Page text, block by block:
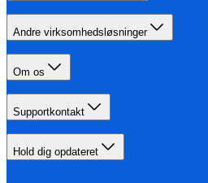
Andre virksomhedsløsninger
Om os
Supportkontakt
Hold dig opdateret